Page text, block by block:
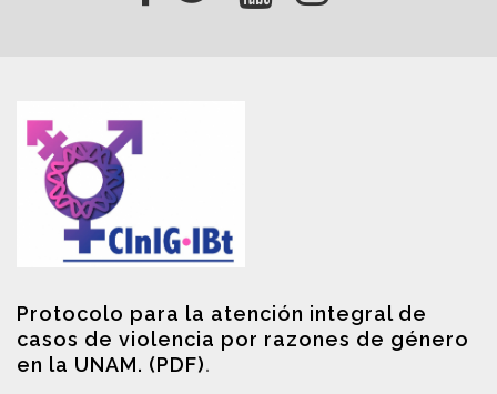
Protocolo para la atención integral de
casos de violencia por razones de género
en la UNAM. (PDF).